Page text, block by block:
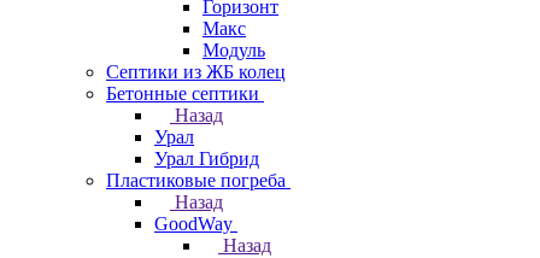
Горизонт
Макс
Модуль
Септики из ЖБ колец
Бетонные септики
Назад
Урал
Урал Гибрид
Пластиковые погреба
Назад
GoodWay
Назад